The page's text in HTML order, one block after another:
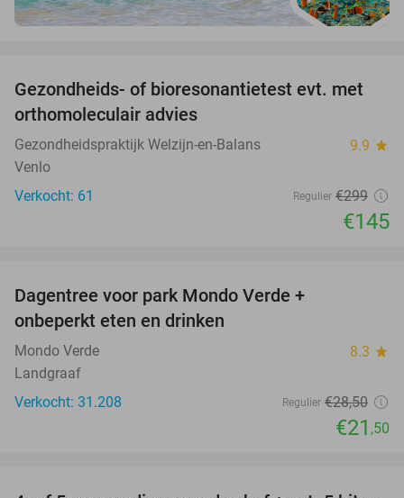
52%
Gezondheids- of bioresonantietest evt. met
orthomoleculair advies
Gezondheidspraktijk Welzijn-en-Balans 9.9 star
Venlo
Verkocht: 61
Regulier €299
€145
Dagentree voor park Mondo Verde +
onbeperkt eten en drinken
Mondo Verde 8.3 star
Landgraaf
Verkocht: 31.208
Regulier €28,50
€21 ,50